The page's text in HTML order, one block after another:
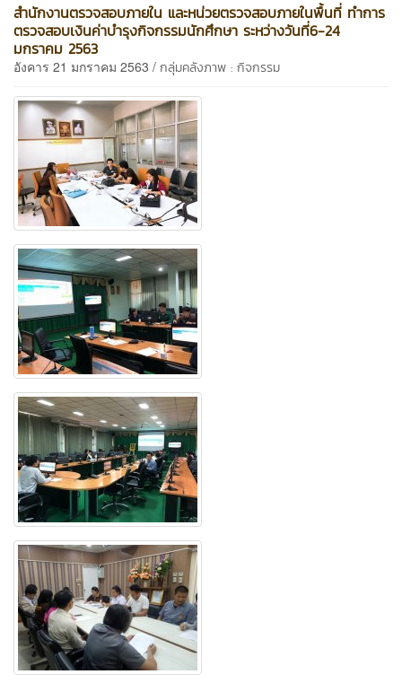
สำนักงานตรวจสอบภายใน และหน่วยตรวจสอบภายในพื้นที่ ทำการ
ตรวจสอบเงินค่าบำรุงกิจกรรมนักศึกษา ระหว่างวันที่6-24
มกราคม 2563
อังคาร 21 มกราคม 2563 / กลุ่มคลังภาพ : กิจกรรม